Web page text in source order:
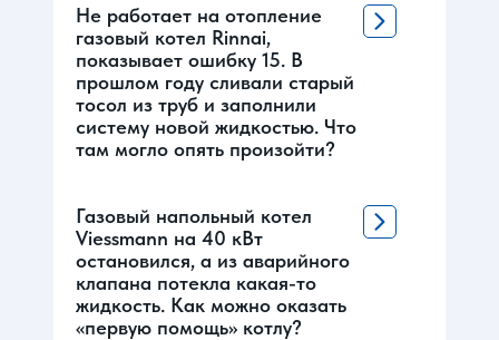
Не работает на отопление
газовый котел Rinnai,
показывает ошибку 15. В
прошлом году сливали старый
тосол из труб и заполнили
систему новой жидкостью. Что
там могло опять произойти?
Газовый напольный котел
Viessmann на 40 кВт
остановился, а из аварийного
клапана потекла какая-то
жидкость. Как можно оказать
«первую помощь» котлу?